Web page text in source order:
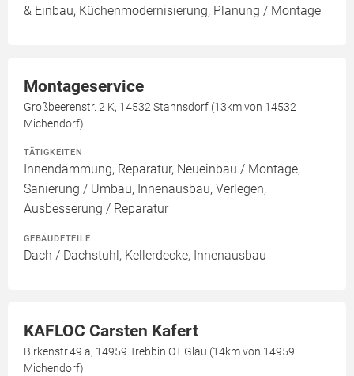
& Einbau, Küchenmodernisierung, Planung / Montage
Montageservice
Großbeerenstr. 2 K, 14532 Stahnsdorf (13km von 14532
Michendorf)
TÄTIGKEITEN
Innendämmung, Reparatur, Neueinbau / Montage,
Sanierung / Umbau, Innenausbau, Verlegen,
Ausbesserung / Reparatur
GEBÄUDETEILE
Dach / Dachstuhl, Kellerdecke, Innenausbau
KAFLOC Carsten Kafert
Birkenstr.49 a, 14959 Trebbin OT Glau (14km von 14959
Michendorf)